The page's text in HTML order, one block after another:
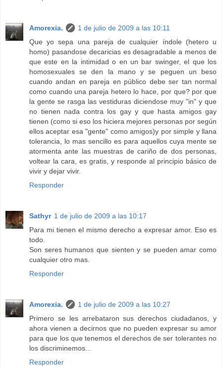
Amorexia.
1 de julio de 2009 a las 10:11
Que yo sepa una pareja de cualquier índole (hetero u
homo) pasandose decaricias es desagradable a menos de
que este en la intimidad o en un bar swinger, el que los
homosexuales se den la mano y se peguen un beso
cuando andan en pareja en público debe ser tan normal
como cuando una pareja hetero lo hace, por que? por que
la gente se rasga las vestiduras diciendose muy "in" y que
no tienen nada contra los gay y que hasta amigos gay
tienen (como si eso los hiciera mejores personas por según
ellos aceptar esa "gente" como amigos)y por simple y llana
tolerancia, lo mas sencillo es para aquellos cuya mente se
atormenta ante las muestras de cariño de dos personas,
voltear la cara, es gratis, y responde al principio básico de
vivir y dejar vivir.
Responder
Sathyr 1 de julio de 2009 a las 10:17
Para mi tienen el mismo derecho a expresar amor. Eso es
todo.
Son seres humanos que sienten y se pueden amar como
cualquier otro mas.
Responder
Amorexia.
1 de julio de 2009 a las 10:27
Primero se les arrebataron sus derechos ciudadanos, y
ahora vienen a decirnos que no pueden expresar su amor
para que los que tenemos el derechos de ser tolerantes no
los discriminemos...
Responder